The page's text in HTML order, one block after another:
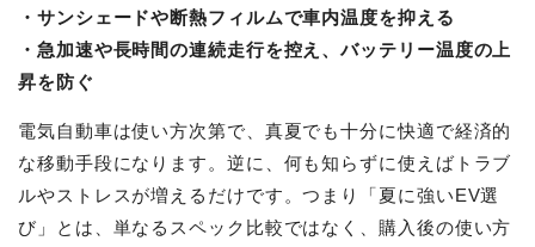
・サンシェードや断熱フィルムで車内温度を抑える
・急加速や長時間の連続走行を控え、バッテリー温度の上
昇を防ぐ
電気自動車は使い方次第で、真夏でも十分に快適で経済的
な移動手段になります。逆に、何も知らずに使えばトラブ
ルやストレスが増えるだけです。つまり「夏に強いEV選
び」とは、単なるスペック比較ではなく、購入後の使い方